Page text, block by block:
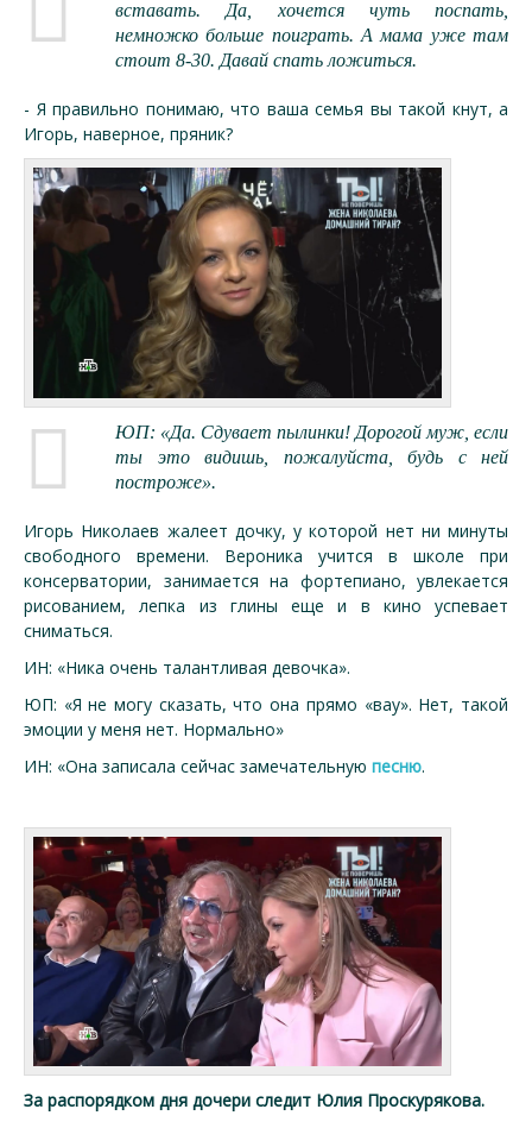
вставать. Да, хочется чуть поспать,
немножко больше поиграть. А мама уже там
стоит 8-30. Давай спать ложиться.
- Я правильно понимаю, что ваша семья вы такой кнут, а
Игорь, наверное, пряник?
ЮП: «Да. Сдувает пылинки! Дорогой муж, если
ты это видишь, пожалуйста, будь с ней
построже».
Игорь Николаев жалеет дочку, у которой нет ни минуты
свободного времени. Вероника учится в школе при
консерватории, занимается на фортепиано, увлекается
рисованием, лепка из глины еще и в кино успевает
сниматься.
ИН: «Ника очень талантливая девочка».
ЮП: «Я не могу сказать, что она прямо «вау». Нет, такой
эмоции у меня нет. Нормально»
ИН: «Она записала сейчас замечательную песню.
За распорядком дня дочери следит Юлия Проскурякова.